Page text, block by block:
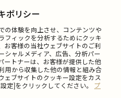
ポリシー
の体験を向上させ、コンテンツや
フィックを分析するためにクッキ
お客様の当社ウェブサイトのご利
シャルメディア、広告、分析パー
ートナーは、お客様が提供した他
用から収集した他の情報と組み合
ェブサイトのクッキー設定をカス
定]をクリックしてください。 プ